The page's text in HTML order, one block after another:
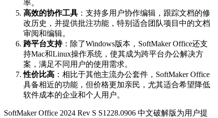
率。
高效的协作工具 ：支持多用户协作编辑，跟踪文档的修
改历史，并提供批注功能，特别适合团队项目中的文档
审阅和编辑。
跨平台支持：除了Windows版本，SoftMaker Office还支
持Mac和Linux操作系统，使其成为跨平台办公解决方
案，满足不同用户的使用需求。
性价比高 ：相比于其他主流办公套件，SoftMaker Office
具备相近的功能，但价格更加亲民，尤其适合希望降低
软件成本的企业和个人用户。
SoftMaker Office 2024 Rev S S1228.0906 中文破解版为用户提